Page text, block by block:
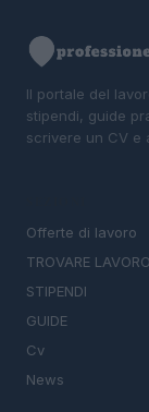
Il portale del
stipendi, guide
scrivere un CV e
Offerte di lavoro
TROVARE LAVORO
STIPENDI
GUIDE
Cv
News